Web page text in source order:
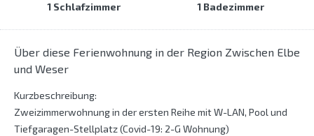
1 Schlafzimmer
1 Badezimmer
Über diese Ferienwohnung in der Region Zwischen Elbe
und Weser
Kurzbeschreibung:
Zweizimmerwohnung in der ersten Reihe mit W-LAN, Pool und
Tiefgaragen-Stellplatz (Covid-19: 2-G Wohnung)